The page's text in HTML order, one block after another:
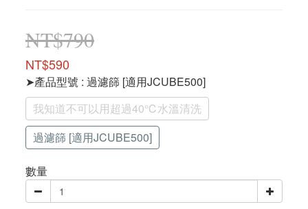
NT$790
NT$590
➤產品型號 : 過濾篩 [適用JCUBE500]
我知道不可以用超過40℃水溫清洗
過濾篩 [適用JCUBE500]
數量